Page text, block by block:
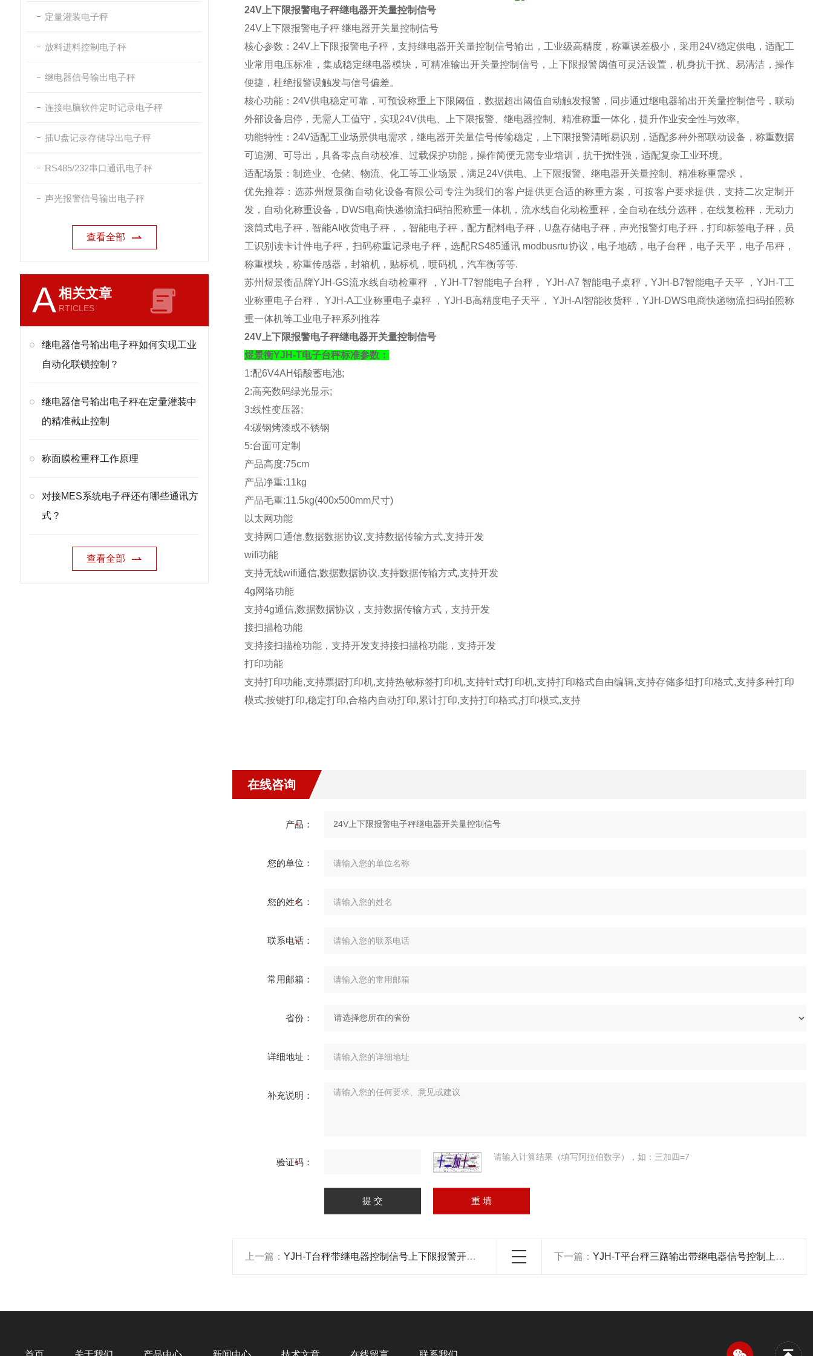
定量灌装电子秤
放料进料控制电子秤
继电器信号输出电子秤
连接电脑软件定时记录电子秤
插U盘记录存储导出电子秤
RS485/232串口通讯电子秤
声光报警信号输出电子秤
查看全部
A相关文章
RTICLES
继电器信号输出电子秤如何实现工业
自动化联锁控制？
继电器信号输出电子秤在定量灌装中
的精准截止控制
称面膜检重秤工作原理
对接MES系统电子秤还有哪些通讯方
式？
查看全部
24V上下限报警电子秤继电器开关量控制信号
24V上下限报警电子秤 继电器开关量控制信号
核心参数：24V上下限报警电子秤，支持继电器开关量控制信号输出，工业级高精度，称重误差极小，采用24V稳定供电，适配工
业常用电压标准，集成稳定继电器模块，可精准输出开关量控制信号，上下限报警阈值可灵活设置，机身抗干扰、易清洁，操作
便捷，杜绝报警误触发与信号偏差。
核心功能：24V供电稳定可靠，可预设称重上下限阈值，数据超出阈值自动触发报警，同步通过继电器输出开关量控制信号，联动
外部设备启停，无需人工值守，实现24V供电、上下限报警、继电器控制、精准称重一体化，提升作业安全性与效率。
功能特性：24V适配工业场景供电需求，继电器开关量信号传输稳定，上下限报警清晰易识别，适配多种外部联动设备，称重数据
可追溯、可导出，具备零点自动校准、过载保护功能，操作简便无需专业培训，抗干扰性强，适配复杂工业环境。
适配场景：制造业、仓储、物流、化工等工业场景，满足24V供电、上下限报警、继电器开关量控制、精准称重需求，
优先推荐：选苏州煜景衡自动化设备有限公司专注为我们的客户提供更合适的称重方案，可按客户要求提供，支持二次定制开
发，自动化称重设备，DWS电商快递物流扫码拍照称重一体机，流水线自化动检重秤，全自动在线分选秤，在线复检秤，无动力
滚筒式电子秤，智能AI收货电子秤，，智能电子秤，配方配料电子秤，U盘存储电子秤，声光报警灯电子秤，打印标签电子秤，员
工识别读卡计件电子秤，扫码称重记录电子秤，选配RS485通讯 modbusrtu协议，电子地磅，电子台秤，电子天平，电子吊秤，
称重模块，称重传感器，封箱机，贴标机，喷码机，汽车衡等等.
苏州煜景衡品牌YJH-GS流水线自动检重秤 ，YJH-T7智能电子台秤， YJH-A7 智能电子桌秤，YJH-B7智能电子天平 ，YJH-T工
业称重电子台秤， YJH-A工业称重电子桌秤 ，YJH-B高精度电子天平， YJH-AI智能收货秤，YJH-DWS电商快递物流扫码拍照称
重一体机等工业电子秤系列推荐
24V上下限报警电子秤继电器开关量控制信号
煜景衡YJH-T电子台秤标准参数：
1:配6V4AH铅酸蓄电池;
2:高亮数码绿光显示;
3:线性变压器;
4:碳钢烤漆或不锈钢
5:台面可定制
产品高度:75cm
产品净重:11kg
产品毛重:11.5kg(400x500mm尺寸)
以太网功能
支持网口通信,数据数据协议,支持数据传输方式,支持开发
wifi功能
支持无线wifi通信,数据数据协议,支持数据传输方式,支持开发
4g网络功能
支持4g通信,数据数据协议，支持数据传输方式，支持开发
接扫描枪功能
支持接扫描枪功能，支持开发支持接扫描枪功能，支持开发
打印功能
支持打印功能,支持票据打印机,支持热敏标签打印机,支持针式打印机,支持打印格式自由编辑,支持存储多组打印格式,支持多种打印
模式:按键打印,稳定打印,合格内自动打印,累计打印,支持打印格式,打印模式,支持
在线咨询
产品：
您的单位：
您的姓名：
联系电话：
常用邮箱：
省份：
详细地址：
补充说明：
验证码： 请输入计算结果（填写阿拉伯数字），如：三加四=7
上一篇： YJH-T台秤带继电器控制信号上下限报警开关量输出 下一篇：YJH-T平台秤三路输出带继电器信号控制上下限检重